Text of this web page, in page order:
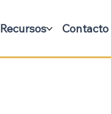
Recursos Contacto